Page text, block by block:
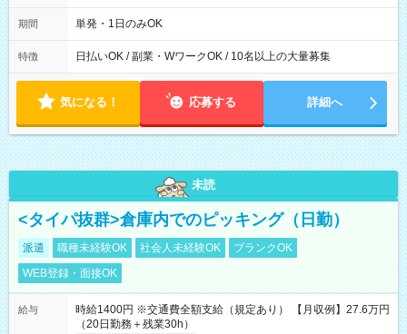
19：00
期間 単発・1日のみOK
特徴 日払いOK / 副業・WワークOK / 10名以上の大量募集
気になる！ 応募する 詳細へ
未読
<タイパ抜群>倉庫内でのピッキング（日勤）
派遣 職種未経験OK 社会人未経験OK
ブランクOK
WEB登録・面接OK
給与
時給1400円 ※交通費全額支給（規定あり） 【月収例】27.6万円
（20日勤務＋残業30h）